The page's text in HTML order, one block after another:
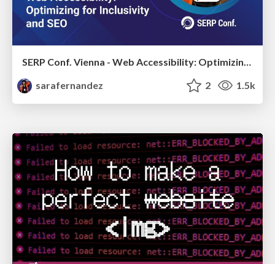
SERP Conf. Vienna - Web Accessibility: Optimizing for Inclusivity and SEO
sarafernandez
2 1.5k